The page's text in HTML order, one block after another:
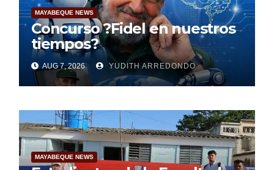
MAYABEQUE NEWS
Concurso ?Fidel en nuestros
tiempos?
AUG 7, 2026 YUDITH ARREDONDO
MAYABEQUE NEWS